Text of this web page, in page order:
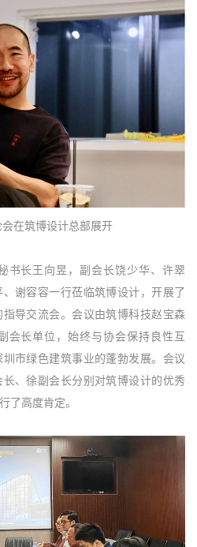
在筑博设计总部展开
书长王向昱，副会长饶少华、许翠
谢容容一行莅临筑博设计，开展了
导交流会。会议由筑博科技赵宝森
会长单位，始终与协会保持良性互
市绿色建筑事业的蓬勃发展。会议
、徐副会长分别对筑博设计的优秀
了高度肯定。